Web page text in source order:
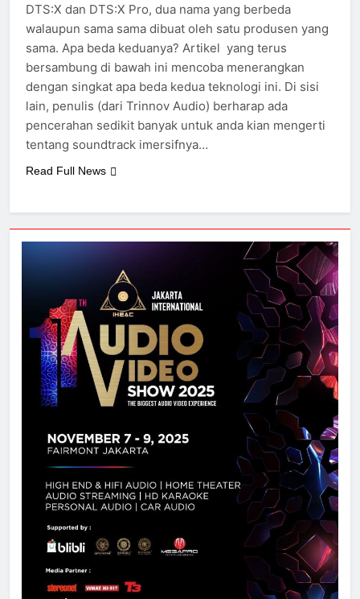
DTS:X dan DTS:X Pro, dua nama yang berbeda
walaupun sama sama dibuat oleh satu produsen yang
sama. Apa beda keduanya? Artikel yang terus
bersambung di bawah ini mencoba menerangkan
dengan singkat apa beda kedua teknologi ini. Di sisi
lain, penulis (dari Trinnov Audio) berharap ada
pencerahan sedikit banyak untuk anda kian mengerti
tentang soundtrack imersifnya…
Read Full News